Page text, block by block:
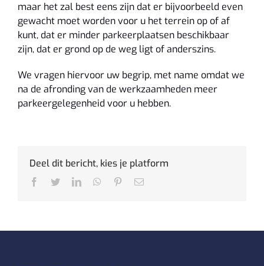
maar het zal best eens zijn dat er bijvoorbeeld even
gewacht moet worden voor u het terrein op of af
kunt, dat er minder parkeerplaatsen beschikbaar
zijn, dat er grond op de weg ligt of anderszins.
We vragen hiervoor uw begrip, met name omdat we
na de afronding van de werkzaamheden meer
parkeergelegenheid voor u hebben.
Deel dit bericht, kies je platform
Facebook
TwitterLinkedInWhatsApp
Pinterest
E-